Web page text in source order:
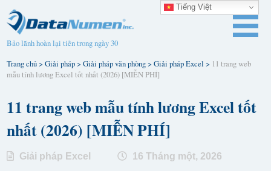
Bảo lãnh hoàn lại tiền trong ngày 30
Trang chủ>Giải pháp>Giải pháp văn phòng>Giải pháp Excel > 11 trang web
mẫu tính lương Excel tốt nhất (2026) [MIỄN PHÍ]
11 trang web mẫu tính lương Excel tốt
nhất (2026) [MIỄN PHÍ]
Giải pháp Excel 16 Tháng một, 2026
Tiếng Việt